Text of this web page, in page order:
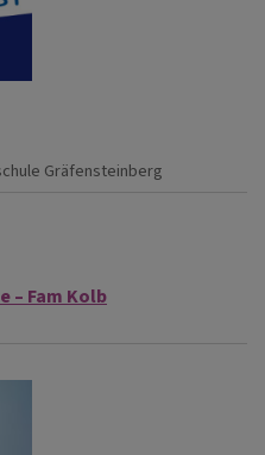
Gräfensteinberg
– Fam Kolb